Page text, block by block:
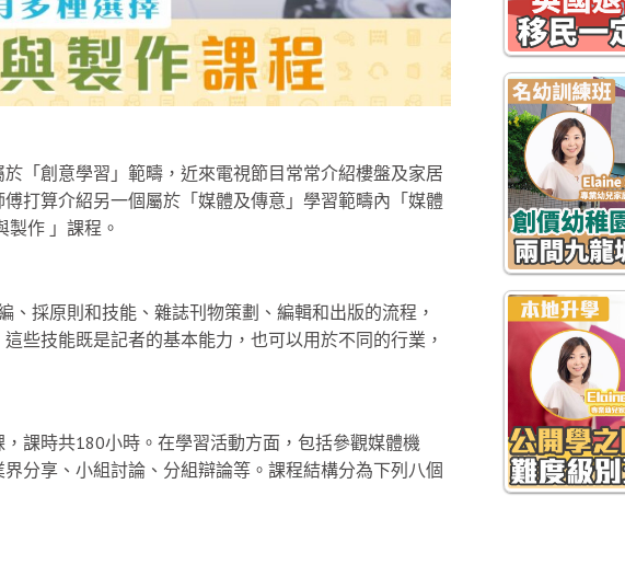
「創意學習」範疇，近來電視節目常常介紹樓盤及家居
打算介紹另一個屬於「媒體及傳意」學習範疇內「媒體
作 」課程。
採原則和技能、雜誌刊物策劃、編輯和出版的流程，
些技能既是記者的基本能力，也可以用於不同的行業，
課時共180小時。在學習活動方面，包括參觀媒體機
分享、小組討論、分組辯論等。課程結構分為下列八個